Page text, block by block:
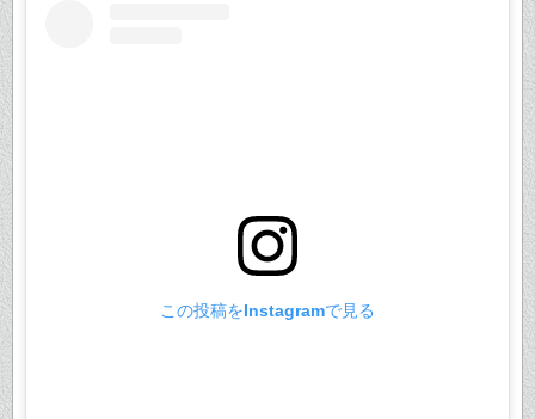
この投稿をInstagramで見る